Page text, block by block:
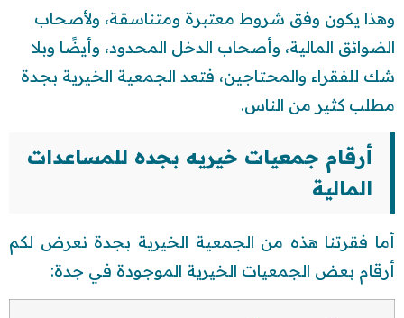
وهذا يكون وفق شروط معتبرة ومتناسقة، ولأصحاب
الضوائق المالية، وأصحاب الدخل المحدود، وأيضًا وبلا
شك للفقراء والمحتاجين، فتعد الجمعية الخيرية بجدة
مطلب كثير من الناس.
أرقام جمعيات خيريه بجده للمساعدات
المالية
أما فقرتنا هذه من الجمعية الخيرية بجدة نعرض لكم
أرقام بعض الجمعيات الخيرية الموجودة في جدة: